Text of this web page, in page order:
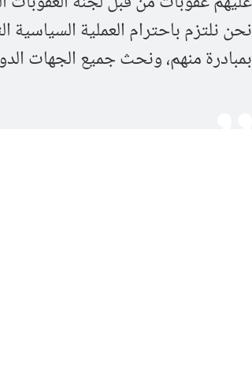
نحن نلتزم باحترام العملية السياسية
بمبادرة منهم، ونحث جميع الجهات